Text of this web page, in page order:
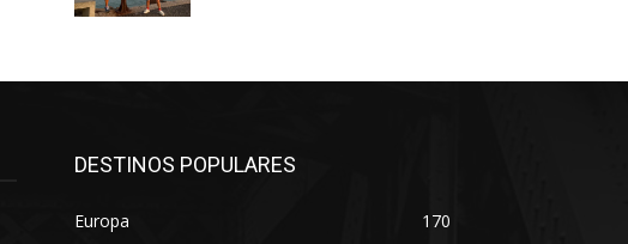
DESTINOS POPULARES
Europa
170